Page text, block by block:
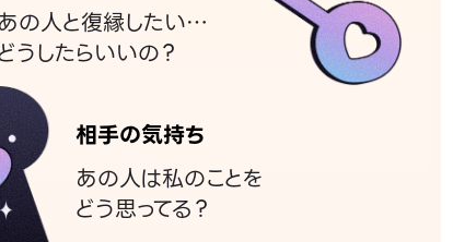
あの人と復縁したい…
うしたらいいの？
相手の気持ち
あの人は私のことを
どう思ってる？